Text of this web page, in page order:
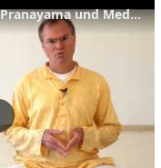
Siddhasana - Yoga Sitzhaltung für Pranayama und Meditation